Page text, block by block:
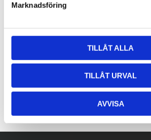
Marknadsföring
TILLÅT ALLA
TILLÅT URVAL
AVVISA